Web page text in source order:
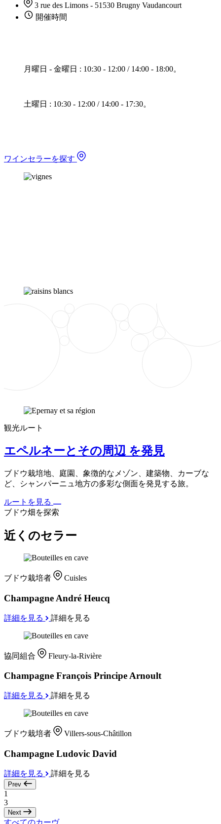
3 rue des Limons - 51530 Brugny Vaudancourt
開催時間
月曜日 - 金曜日 : 10:30 - 12:00 / 14:00 - 18:00。
土曜日 : 10:30 - 12:00 / 14:00 - 17:30。
ワインセラーを探す
観光ルート
エペルネーとその周辺 を発見
ブドウ栽培地、庭園、象徴的なメゾン、建築物、カーブな
ど、シャンパーニュ地方の多彩な側面を発見する旅。
ルートを見る
ブドウ畑を探索
近くのセラー
ブドウ栽培者 Cuisles
Champagne André Heucq
詳細を見る 詳細を見る
協同組合 Fleury-la-Rivière
Champagne François Principe Arnoult
詳細を見る 詳細を見る
ブドウ栽培者 Villers-sous-Châtillon
Champagne Ludovic David
詳細を見る 詳細を見る
Prev
1
3
Next
すべてのカーヴ